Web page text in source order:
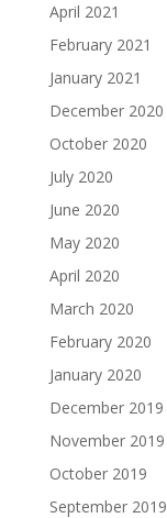
April 2021
February 2021
January 2021
December 2020
October 2020
July 2020
June 2020
May 2020
April 2020
March 2020
February 2020
January 2020
December 2019
November 2019
October 2019
September 2019